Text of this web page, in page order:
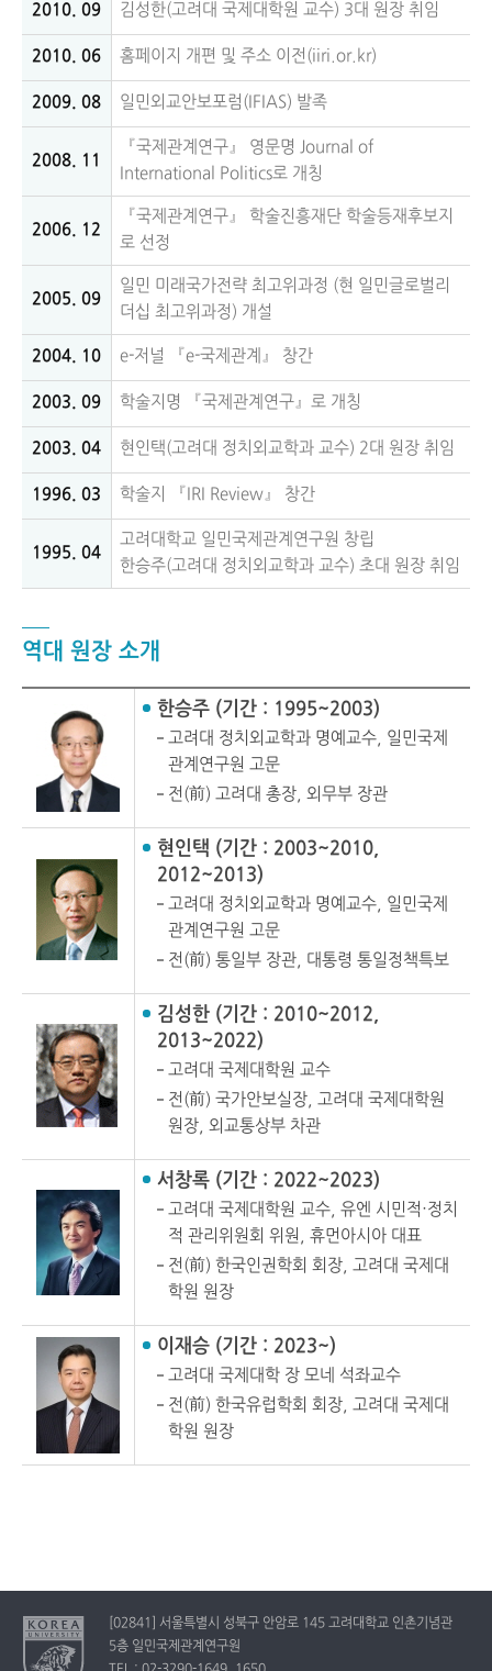
2010. 09 김성한(고려대 국제대학원 교수) 3대 원장 취임
2010. 06 홈페이지 개편 및 주소 이전(iiri.or.kr)
2009. 08 일민외교안보포럼(IFIAS) 발족
2008. 11
『국제관계연구』 영문명 Journal of
International Politics로 개칭
2006. 12
『국제관계연구』 학술진흥재단 학술등재후보지
로 선정
2005. 09
일민 미래국가전략 최고위과정 (현 일민글로벌리
더십 최고위과정) 개설
2004. 10 e-저널 『e-국제관계』 창간
2003. 09 학술지명 『국제관계연구』로 개칭
2003. 04 현인택(고려대 정치외교학과 교수) 2대 원장 취임
1996. 03 학술지 『IRI Review』 창간
1995. 04
고려대학교 일민국제관계연구원 창립
한승주(고려대 정치외교학과 교수) 초대 원장 취임
역대 원장 소개
한승주 (기간 : 1995~2003)
고려대 정치외교학과 명예교수, 일민국제
관계연구원 고문
전(前) 고려대 총장, 외무부 장관
현인택 (기간 : 2003~2010,
2012~2013)
고려대 정치외교학과 명예교수, 일민국제
관계연구원 고문
전(前) 통일부 장관, 대통령 통일정책특보
김성한 (기간 : 2010~2012,
2013~2022)
고려대 국제대학원 교수
전(前) 국가안보실장, 고려대 국제대학원
원장, 외교통상부 차관
서창록 (기간 : 2022~2023)
고려대 국제대학원 교수, 유엔 시민적·정치
적 관리위원회 위원, 휴먼아시아 대표
전(前) 한국인권학회 회장, 고려대 국제대
학원 원장
이재승 (기간 : 2023~)
고려대 국제대학 장 모네 석좌교수
전(前) 한국유럽학회 회장, 고려대 국제대
학원 원장
[02841] 서울특별시 성북구 안암로 145 고려대학교 인촌기념관
5층 일민국제관계연구원